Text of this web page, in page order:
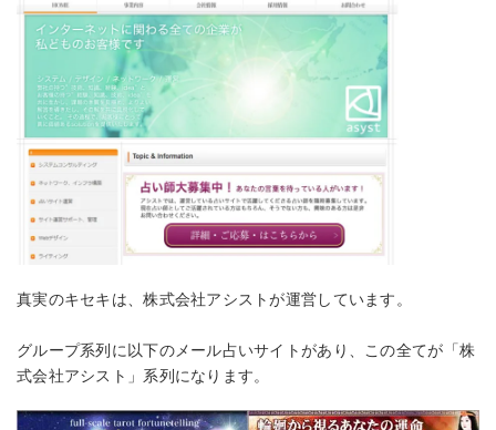
真実のキセキは、株式会社アシストが運営しています。
グループ系列に以下のメール占いサイトがあり、この全てが「株
式会社アシスト」系列になります。